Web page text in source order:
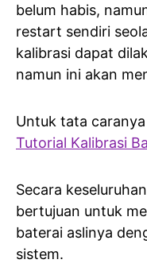
belum habis,
restart sendiri
kalibrasi dapat
namun ini akan
Untuk tata
Tutorial Kalibrasi
Secara
bertujuan untuk
baterai aslinya
sistem.